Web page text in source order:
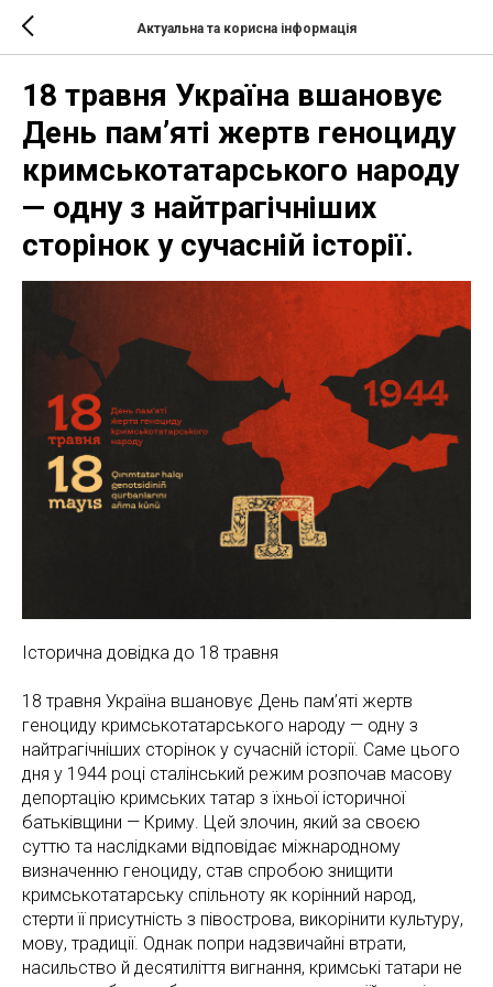
Актуальна та корисна інформація
18 травня Україна вшановує
День пам’яті жертв геноциду
кримськотатарського народу
— одну з найтрагічніших
сторінок у сучасній історії.
Історична довідка до 18 травня
18 травня Україна вшановує День пам’яті жертв
геноциду кримськотатарського народу — одну з
найтрагічніших сторінок у сучасній історії. Саме цього
дня у 1944 році сталінський режим розпочав масову
депортацію кримських татар з їхньої історичної
батьківщини — Криму. Цей злочин, який за своєю
суттю та наслідками відповідає міжнародному
визначенню геноциду, став спробою знищити
кримськотатарську спільноту як корінний народ,
стерти її присутність з півострова, викорінити культуру,
мову, традиції. Однак попри надзвичайні втрати,
насильство й десятиліття вигнання, кримські татари не